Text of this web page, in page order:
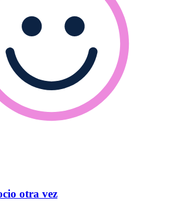
otra vez